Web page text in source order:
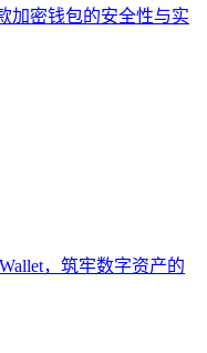
加密钱包的安全性与实
，筑牢数字资产的